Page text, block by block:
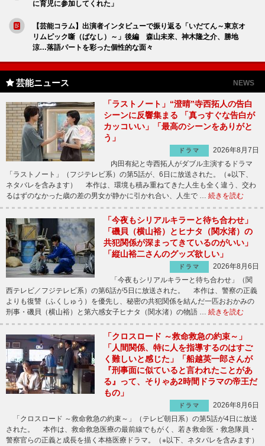
に育児に参加してくれた」
【芸能コラム】出演者インタビューで振り返る「いだてん～東京オ
リムピック噺（ばなし）～」後編 森山未來、神木隆之介、勝地
涼…落語パートを彩った個性的な面々
芸能ニュース NEWS
「ラストノート」“澄晴”寺西拓人の告白
シーンに反響集まる 「真っすぐな告白が
カッコいい」「最高のシーンをありがと
う」
ドラマ
2026年8月7日
内田有紀と寺西拓人がダブル主演するドラマ
「ラストノート」（フジテレビ系）の第5話が、6日に放送された。（※以下、
ネタバレを含みます） 本作は、環境も積み重ねてきた人生も全く違う、交わ
るはずのなかった歳の差の男女が静かに引かれ合い、人生で … 続きを読む
「今夜もシリアルキラーと待ち合わせ」
「磯貝（横山裕）とヒナタ（関水渚）の
共犯関係が深まってきているのがいい」
「縦山裕二さんのグッズ欲しい」
ドラマ
2026年8月6日
「今夜もシリアルキラーと待ち合わせ」（関
西テレビ／フジテレビ系）の第6話が5日に放送された。 本作は、警察の正義
よりも復讐（ふくしゅう）を優先し、秘密の共犯関係を結んだ一匹おおかみの
刑事・磯貝（横山裕）と第六感女子ヒナタ（関水渚）の物語 … 続きを読む
「クロスロード ～救命救急の約束～」
「人間関係、特に人を指導するのはすご
く難しいと感じた」「船越英一郎さんが
『刑事面に似ていると言われたことがあ
る』って、そりゃあ2時間ドラマの帝王だ
もの」
ドラマ
2026年8月6日
「クロスロード ～救命救急の約束～」（テレビ朝日系）の第5話が4日に放送
された。 本作は、救命救急医療の最前線でもがく、若き救命医・救急隊員・
警察官らの正義と成長を描く本格医療ドラマ。（※以下、ネタバレを含みます）